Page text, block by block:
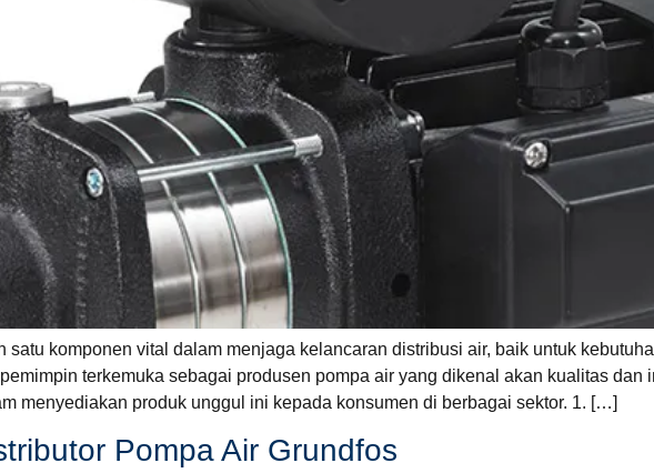
satu komponen vital dalam menjaga kelancaran distribusi air, baik untuk
terkemuka sebagai produsen pompa air yang dikenal akan kualitas dan
menyediakan produk unggul ini kepada konsumen di berbagai sektor. 1. […]
Pompa Air Grundfos